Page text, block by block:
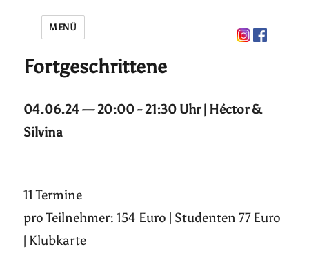
MENÜ
Fortgeschrittene
04.06.24 — 20:00 - 21:30 Uhr | Héctor &
Silvina
11 Termine
pro Teilnehmer: 154 Euro | Studenten 77 Euro
| Klubkarte